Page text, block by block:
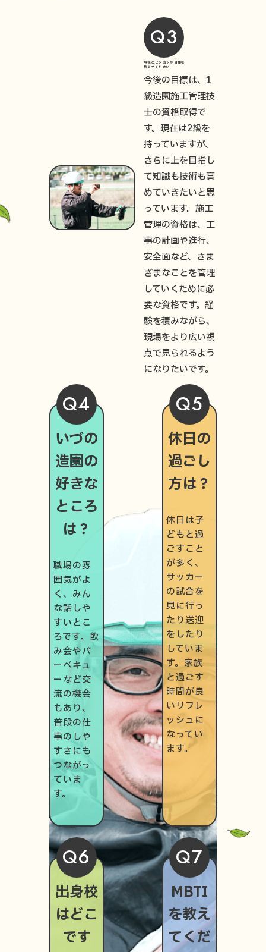
Q3
今後のビジョンや目標を
教えてください
今後の目標は、1
級造園施工管理技
士の資格取得で
す。現在は2級を
持っていますが、
さらに上を目指し
て知識も技術も高
めていきたいと思
っています。施工
管理の資格は、工
事の計画や進行、
安全面など、さま
ざまなことを管理
していくために必
要な資格です。経
験を積みながら、
現場をより広い視
点で見られるよう
になりたいです。
Q4
いづの
造園の
好きな
ところ
は？
職場の雰
囲気がよ
く、みん
な話しや
すいとこ
ろです。飲
み会やバ
ーベキュ
ーなど交
流の機会
もあり、
普段の仕
事のしや
すさにも
つながっ
ていま
す。
Q5
休日の
過ごし
方は？
休日は子
どもと過
ごすこと
が多く、
サッカー
の試合を
見に行っ
たり送迎
をしたり
していま
す。家族
と過ごす
時間が良
いリフレ
ッシュに
なってい
ます。
Q6
出身校
はどこ
です
Q7
MBTI
を教え
てくだ